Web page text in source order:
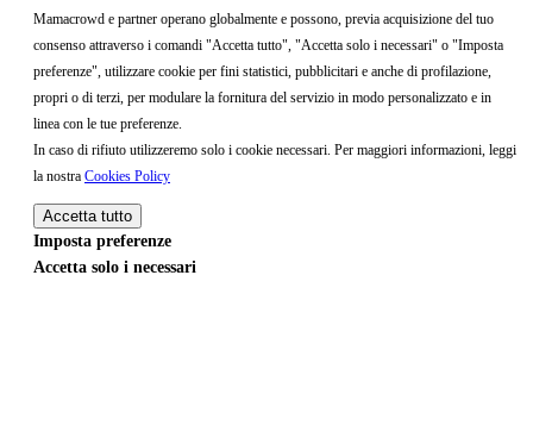
Mamacrowd e partner operano globalmente e possono, previa acquisizione del tuo
consenso attraverso i comandi "Accetta tutto", "Accetta solo i necessari" o "Imposta
preferenze", utilizzare cookie per fini statistici, pubblicitari e anche di profilazione,
propri o di terzi, per modulare la fornitura del servizio in modo personalizzato e in
linea con le tue preferenze.
In caso di rifiuto utilizzeremo solo i cookie necessari. Per maggiori informazioni, leggi
la nostra Cookies Policy
Accetta tutto
Imposta preferenze
Accetta solo i necessari